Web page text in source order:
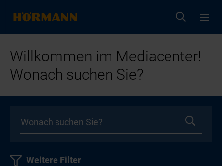
Willkommen im Mediacenter!
Wonach suchen Sie?
Weitere Filter